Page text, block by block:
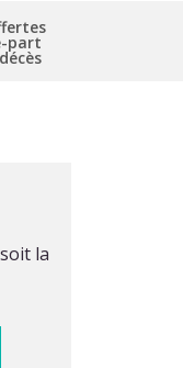
part
la